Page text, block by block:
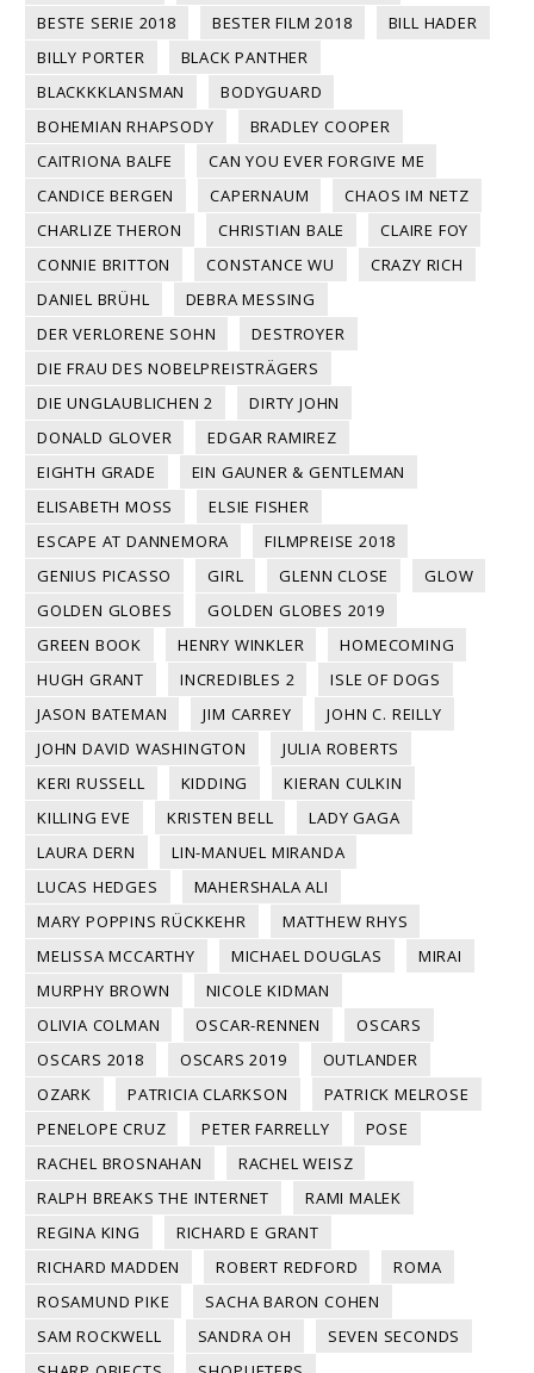
BESTE SERIE 2018
BESTER FILM 2018
BILL HADER
BILLY PORTER
BLACK PANTHER
BLACKKKLANSMAN
BODYGUARD
BOHEMIAN RHAPSODY
BRADLEY COOPER
CAITRIONA BALFE
CAN YOU EVER FORGIVE ME
CANDICE BERGEN
CAPERNAUM
CHAOS IM NETZ
CHARLIZE THERON
CHRISTIAN BALE
CLAIRE FOY
CONNIE BRITTON
CONSTANCE WU
CRAZY RICH
DANIEL BRÜHL
DEBRA MESSING
DER VERLORENE SOHN
DESTROYER
DIE FRAU DES NOBELPREISTRÄGERS
DIE UNGLAUBLICHEN 2
DIRTY JOHN
DONALD GLOVER
EDGAR RAMIREZ
EIGHTH GRADE
EIN GAUNER & GENTLEMAN
ELISABETH MOSS
ELSIE FISHER
ESCAPE AT DANNEMORA
FILMPREISE 2018
GENIUS PICASSO
GIRL GLENN CLOSE
GLOW
GOLDEN GLOBES
GOLDEN GLOBES 2019
GREEN BOOK
HENRY WINKLER
HOMECOMING
HUGH GRANT
INCREDIBLES 2
ISLE OF DOGS
JASON BATEMAN
JIM CARREY
JOHN C. REILLY
JOHN DAVID WASHINGTON
JULIA ROBERTS
KERI RUSSELL
KIDDING
KIERAN CULKIN
KILLING EVE
KRISTEN BELL
LADY GAGA
LAURA DERN
LIN-MANUEL MIRANDA
LUCAS HEDGES
MAHERSHALA ALI
MARY POPPINS RÜCKKEHR
MATTHEW RHYS
MELISSA MCCARTHY
MICHAEL DOUGLAS
MIRAI
MURPHY BROWN
NICOLE KIDMAN
OLIVIA COLMAN
OSCAR-RENNEN
OSCARS
OSCARS 2018
OSCARS 2019
OUTLANDER
OZARK
PATRICIA CLARKSON
PATRICK MELROSE
PENELOPE CRUZ
PETER FARRELLY
POSE
RACHEL BROSNAHAN
RACHEL WEISZ
RALPH BREAKS THE INTERNET
RAMI MALEK
REGINA KING
RICHARD E GRANT
RICHARD MADDEN
ROBERT REDFORD
ROMA
ROSAMUND PIKE
SACHA BARON COHEN
SAM ROCKWELL
SANDRA OH
SEVEN SECONDS